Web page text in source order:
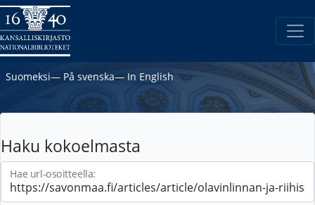
Suomeksi― På svenska― In English
Haku kokoelmasta
Hae url-osoitteella: